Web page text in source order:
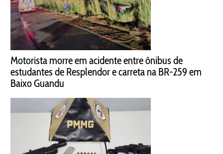
Motorista morre em acidente entre ônibus de
estudantes de Resplendor e carreta na BR-259 em
Baixo Guandu